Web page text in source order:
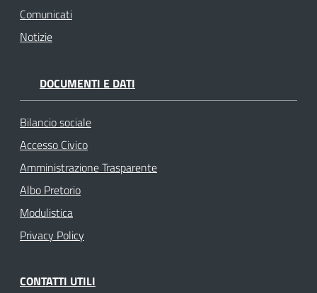
Comunicati
Notizie
DOCUMENTI E DATI
Bilancio sociale
Accesso Civico
Amministrazione Trasparente
Albo Pretorio
Modulistica
Privacy Policy
CONTATTI UTILI